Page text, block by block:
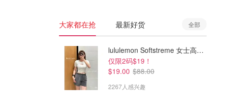
大家都在抢 最新好货 全部
lululemon Softstreme 女士高腰短裤 10cm
仅限2码$19！
$19.00 $88.00
2267人感兴趣